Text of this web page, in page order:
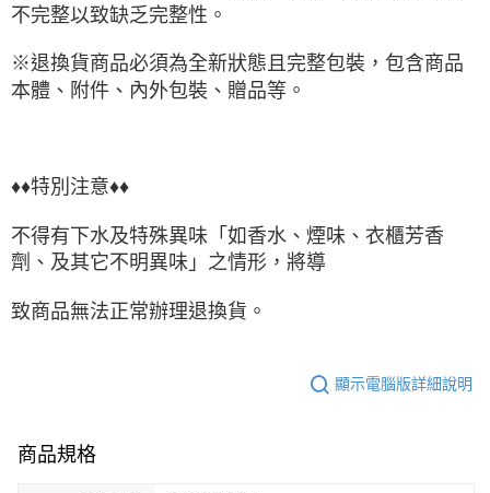
不完整以致缺乏完整性。
※退換貨商品必須為全新狀態且完整包裝，包含商品
本體、附件、內外包裝、贈品等。
♦♦特別注意♦♦
不得有下水及特殊異味「如香水、煙味、衣櫃芳香
劑、及其它不明異味」之情形，將導
致商品無法正常辦理退換貨。
顯示電腦版詳細說明
商品規格